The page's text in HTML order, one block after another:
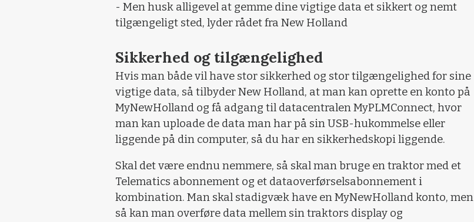
- Men husk alligevel at gemme dine vigtige data et sikkert og nemt
tilgængeligt sted, lyder rådet fra New Holland
Sikkerhed og tilgængelighed
Hvis man både vil have stor sikkerhed og stor tilgængelighed for sine
vigtige data, så tilbyder New Holland, at man kan oprette en konto på
MyNewHolland og få adgang til datacentralen MyPLMConnect, hvor
man kan uploade de data man har på sin USB-hukommelse eller
liggende på din computer, så du har en sikkerhedskopi liggende.
Skal det være endnu nemmere, så skal man bruge en traktor med et
Telematics abonnement og et dataoverførselsabonnement i
kombination. Man skal stadigvæk have en MyNewHolland konto, men
så kan man overføre data mellem sin traktors display og